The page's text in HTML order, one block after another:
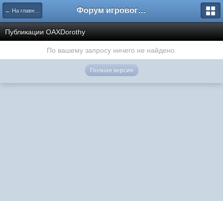
← На главную Форум игрового проекта Riverrise
Публикации OAXDorothy
По вашему запросу ничего не найдено.
Полная версия